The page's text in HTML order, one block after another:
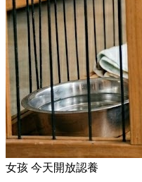
女孩 今天開放認養